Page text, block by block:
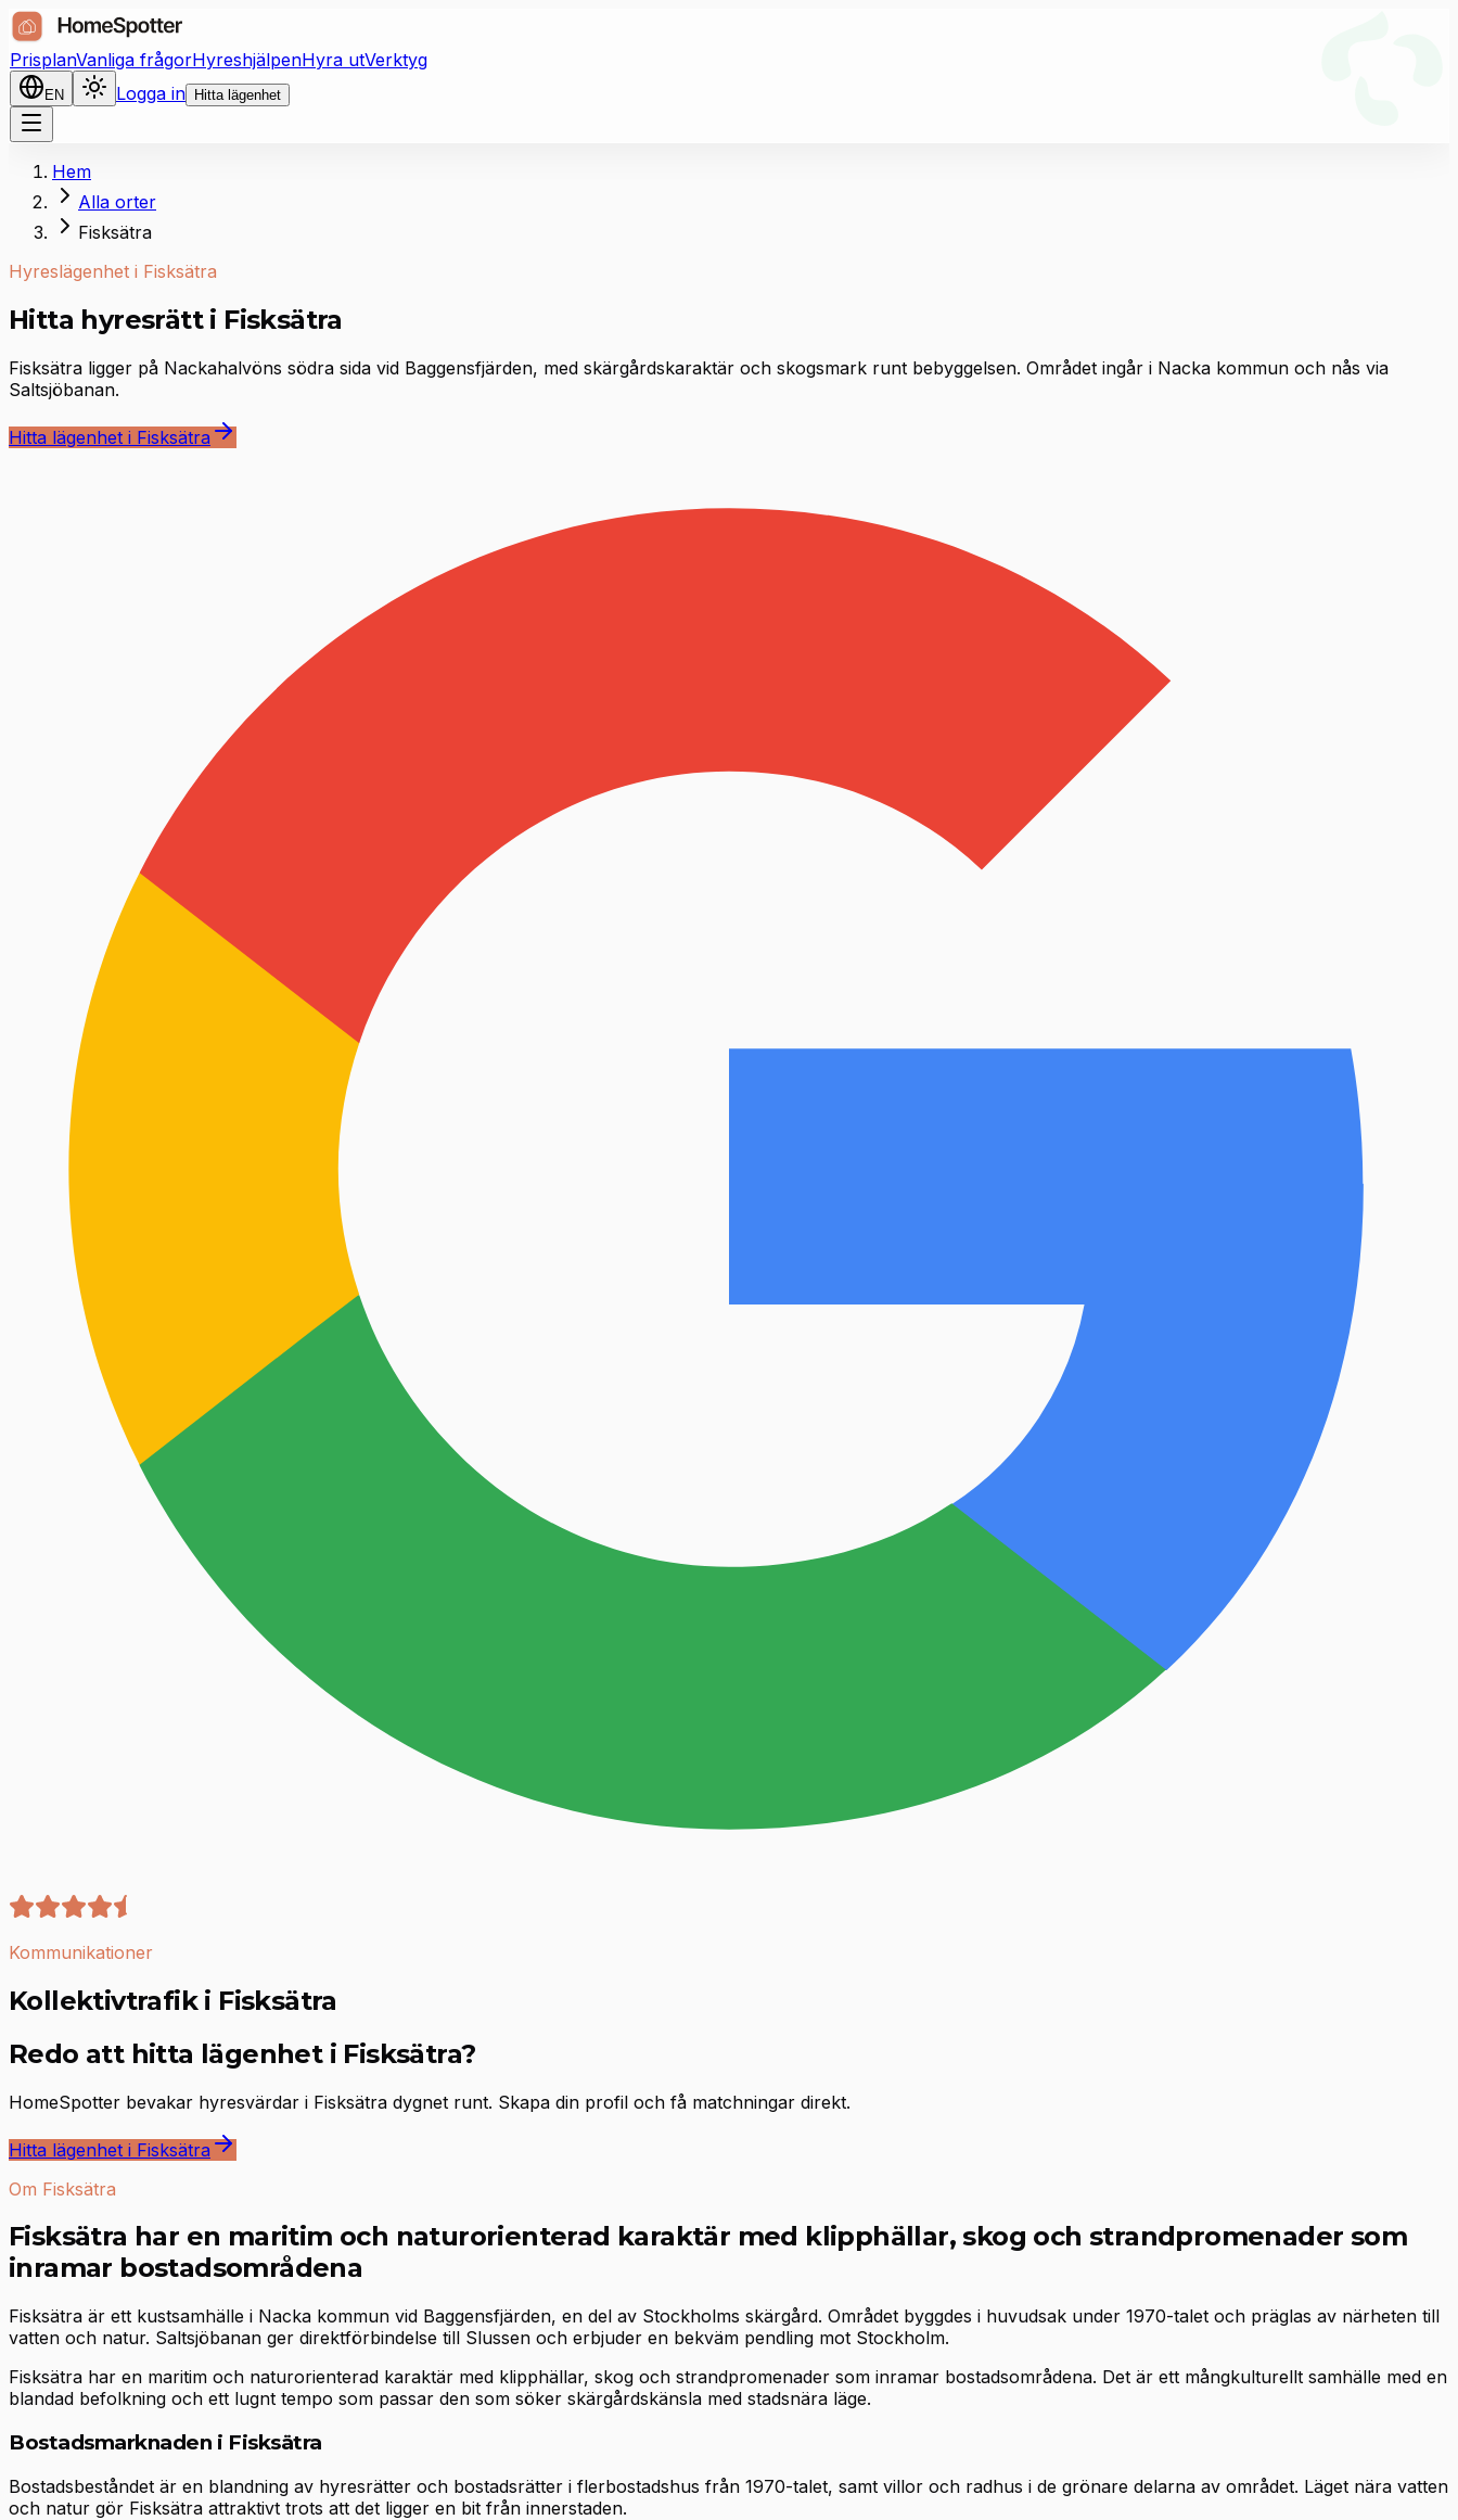
PrisplanVanliga frågorHyreshjälpenHyra utVerktyg
EN Logga in Hitta lägenhet
Hem
Alla orter
Fisksätra
Hyreslägenhet i Fisksätra
Hitta hyresrätt i Fisksätra
Fisksätra ligger på Nackahalvöns södra sida vid Baggensfjärden, med skärgårdskaraktär och skogsmark runt bebyggelsen. Området ingår i Nacka kommun och nås via
Saltsjöbanan.
Hitta lägenhet i Fisksätra
Kommunikationer
Kollektivtrafik i Fisksätra
Redo att hitta lägenhet i Fisksätra?
HomeSpotter bevakar hyresvärdar i Fisksätra dygnet runt. Skapa din profil och få matchningar direkt.
Hitta lägenhet i Fisksätra
Om Fisksätra
Fisksätra har en maritim och naturorienterad karaktär med klipphällar, skog och strandpromenader som
inramar bostadsområdena
Fisksätra är ett kustsamhälle i Nacka kommun vid Baggensfjärden, en del av Stockholms skärgård. Området byggdes i huvudsak under 1970-talet och präglas av närheten till
vatten och natur. Saltsjöbanan ger direktförbindelse till Slussen och erbjuder en bekväm pendling mot Stockholm.
Fisksätra har en maritim och naturorienterad karaktär med klipphällar, skog och strandpromenader som inramar bostadsområdena. Det är ett mångkulturellt samhälle med en
blandad befolkning och ett lugnt tempo som passar den som söker skärgårdskänsla med stadsnära läge.
Bostadsmarknaden i Fisksätra
Bostadsbeståndet är en blandning av hyresrätter och bostadsrätter i flerbostadshus från 1970-talet, samt villor och radhus i de grönare delarna av området. Läget nära vatten
och natur gör Fisksätra attraktivt trots att det ligger en bit från innerstaden.